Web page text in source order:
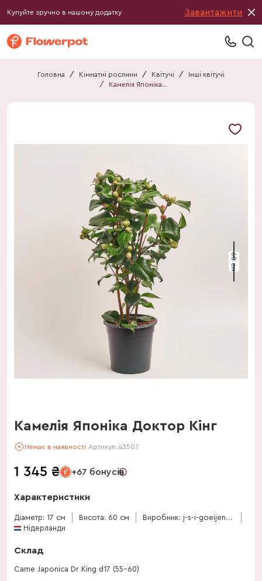
Купуйте зручно в нашому додатку Завантажити
Головна / Кімнатні рослини / Квітучі /
Інші квітучі
/
Камелія Японіка Доктор Кінг
60 см
Камелія Японіка Доктор Кінг
Немає в наявності Артикул: 43507
1 345 ₴ +67 бонусів
Характеристики
Діаметр: 17 см Висота: 60 см
Виробник: j-s-i-goeijenbier-cv
Нідерланди
Склад
Came Japonica Dr King d17 (55-60)